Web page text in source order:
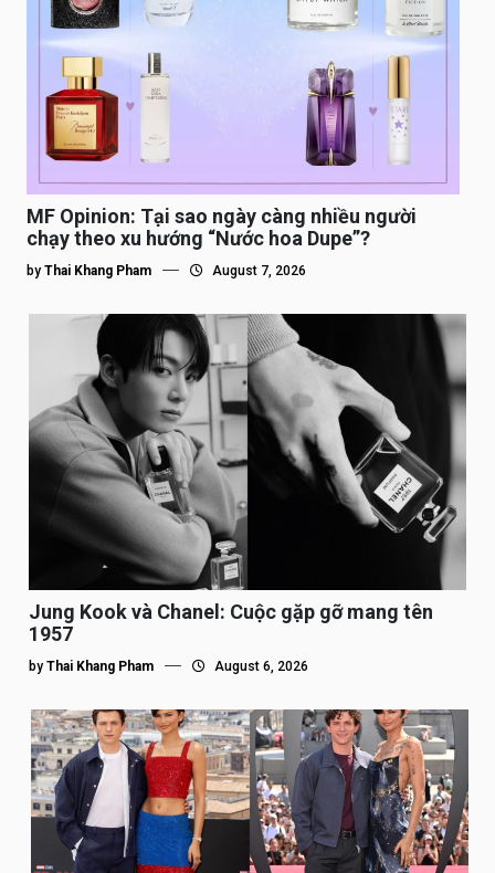
MF Opinion: Tại sao ngày càng nhiều người
chạy theo xu hướng “Nước hoa Dupe”?
by Thai Khang Pham August 7, 2026
Jung Kook và Chanel: Cuộc gặp gỡ mang tên
1957
by Thai Khang Pham August 6, 2026